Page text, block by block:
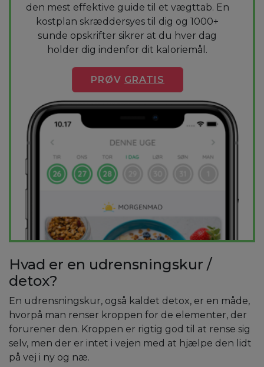
den mest effektive guide til et vægttab. En
kostplan skræddersyes til dig og 1000+
sunde opskrifter sikrer at du hver dag
holder dig indenfor dit kaloriemål.
PRØV GRATIS
Hvad er en udrensningskur /
detox?
En udrensningskur, også kaldet detox, er en måde,
hvorpå man renser kroppen for de elementer, der
forurener den. Kroppen er rigtig god til at rense sig
selv, men der er intet i vejen med at hjælpe den lidt
på vej i ny og næ.